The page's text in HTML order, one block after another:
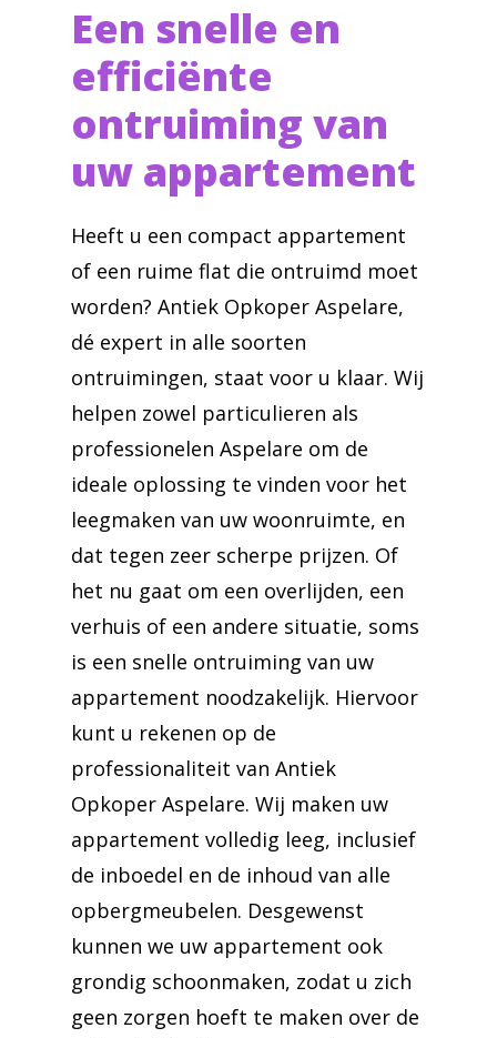
Een snelle en
efficiënte
ontruiming van
uw appartement
Heeft u een compact appartement
of een ruime flat die ontruimd moet
worden? Antiek Opkoper Aspelare,
dé expert in alle soorten
ontruimingen, staat voor u klaar. Wij
helpen zowel particulieren als
professionelen Aspelare om de
ideale oplossing te vinden voor het
leegmaken van uw woonruimte, en
dat tegen zeer scherpe prijzen. Of
het nu gaat om een overlijden, een
verhuis of een andere situatie, soms
is een snelle ontruiming van uw
appartement noodzakelijk. Hiervoor
kunt u rekenen op de
professionaliteit van Antiek
Opkoper Aspelare. Wij maken uw
appartement volledig leeg, inclusief
de inboedel en de inhoud van alle
opbergmeubelen. Desgewenst
kunnen we uw appartement ook
grondig schoonmaken, zodat u zich
geen zorgen hoeft te maken over de